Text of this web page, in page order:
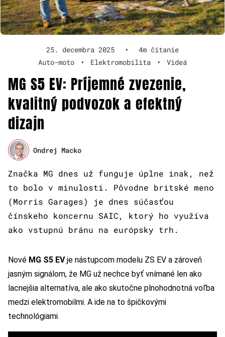
25. decembra 2025 •
4m čítanie
Auto-moto
• Elektromobilita • Videá
MG S5 EV: Príjemné zvezenie,
kvalitný podvozok a efektný
dizajn
Ondrej Macko
Značka MG dnes už funguje úplne inak, než
to bolo v minulosti. Pôvodne britské meno
(Morris Garages) je dnes súčasťou
čínskeho koncernu SAIC, ktorý ho využíva
ako vstupnú bránu na európsky trh.
Nové MG S5 EVje nástupcom modelu ZS EV a zároveň
jasným signálom, že MG už nechce byť vnímané len ako
lacnejšia alternatíva, ale ako skutočne plnohodnotná voľba
medzi elektromobilmi. A ide na to špičkovými
technológiami.